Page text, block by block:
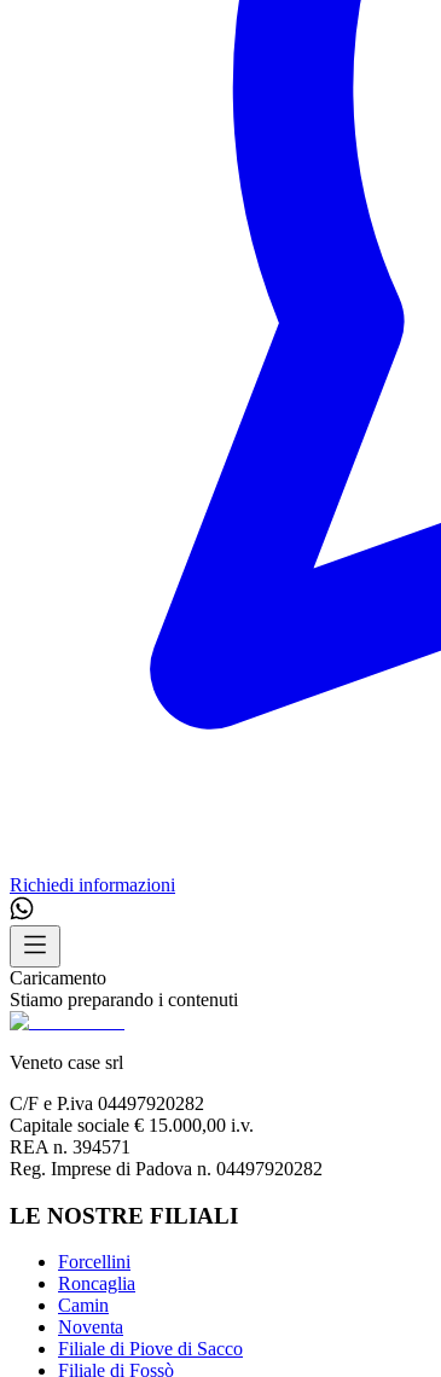
Richiedi informazioni
Caricamento
Stiamo preparando i contenuti
Veneto case srl
C/F e P.iva 04497920282
Capitale sociale € 15.000,00 i.v.
REA n. 394571
Reg. Imprese di Padova n. 04497920282
LE NOSTRE FILIALI
Forcellini
Roncaglia
Camin
Noventa
Filiale di Piove di Sacco
Filiale di Fossò